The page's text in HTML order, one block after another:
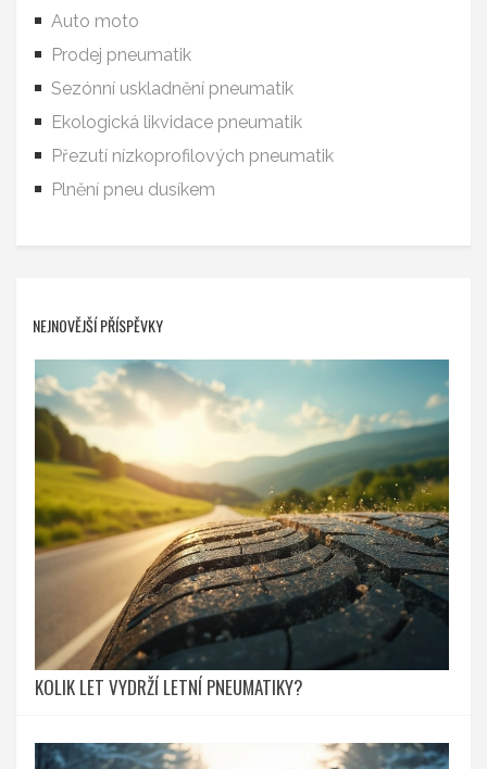
Auto moto
Prodej pneumatik
Sezónní uskladnění pneumatik
Ekologická likvidace pneumatik
Přezutí nízkoprofilových pneumatik
Plnění pneu dusíkem
NEJNOVĚJŠÍ PŘÍSPĚVKY
KOLIK LET VYDRŽÍ LETNÍ PNEUMATIKY?